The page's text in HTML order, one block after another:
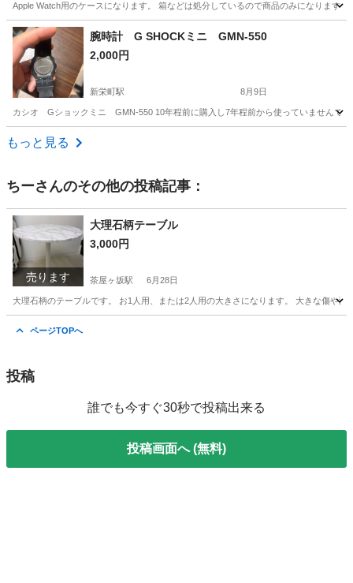
Apple Watch用のケースになります。 箱などは処分しているので商品のみになります。
愛知 名古屋市 喜多山駅
腕時計 G SHOCKミニ GMN-550
2,000円
新栄町駅 8月9日
カシオ Gショックミニ GMN-550 10年程前に購入し7年程前から使っていませんでし
愛知 名古屋市
もっと見る
ちーさんのその他の投稿記事：
売ります
大理石柄テーブル
3,000円
茶屋ヶ坂駅 6月28日
大理石柄のテーブルです。 お1人用、または2人用の大きさになります。 大きな傷や汚
ページTOPへ
投稿
誰でも今すぐ30秒で投稿出来る
投稿画面へ (無料)